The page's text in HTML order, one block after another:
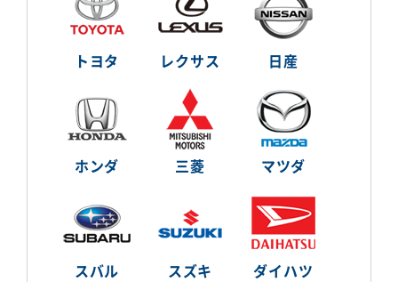
トヨタ レクサス 日産
ホンダ 三菱 マツダ
スバル スズキ ダイハツ